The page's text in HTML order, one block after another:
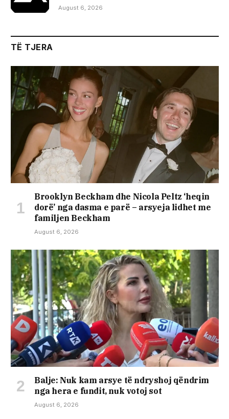
August 6, 2026
TË TJERA
Brooklyn Beckham dhe Nicola Peltz ‘heqin
dorë’ nga dasma e parë – arsyeja lidhet me
familjen Beckham
August 6, 2026
​Balje: Nuk kam arsye të ndryshoj qëndrim
nga hera e fundit, nuk votoj sot
August 6, 2026